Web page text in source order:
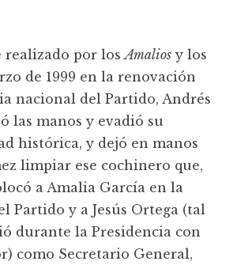
realizado por losAmalios y los
de 1999 en la renovación
nacional del Partido, Andrés
las manos y evadió su
histórica, y dejó en manos
limpiar ese cochinero que,
a Amalia García en la
Partido y a Jesús Ortega (tal
durante la Presidencia con
como Secretario General,